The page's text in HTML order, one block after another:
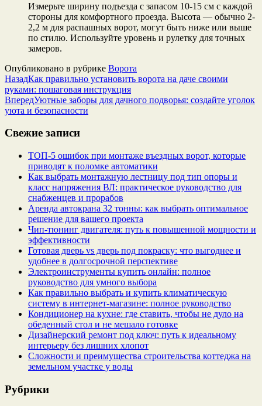
Измерьте ширину подъезда с запасом 10-15 см с каждой
стороны для комфортного проезда. Высота — обычно 2-
2,2 м для распашных ворот, могут быть ниже или выше
по стилю. Используйте уровень и рулетку для точных
замеров.
Опубликовано в рубрике Ворота
НазадКак правильно установить ворота на даче своими
руками: пошаговая инструкция
ВпередУютные заборы для дачного подворья: создайте уголок
уюта и безопасности
Свежие записи
ТОП-5 ошибок при монтаже въездных ворот, которые
приводят к поломке автоматики
Как выбрать монтажную лестницу под тип опоры и
класс напряжения ВЛ: практическое руководство для
снабженцев и прорабов
Аренда автокрана 32 тонны: как выбрать оптимальное
решение для вашего проекта
Чип‑тюнинг двигателя: путь к повышенной мощности и
эффективности
Готовая дверь vs дверь под покраску: что выгоднее и
удобнее в долгосрочной перспективе
Электроинструменты купить онлайн: полное
руководство для умного выбора
Как правильно выбрать и купить климатическую
систему в интернет‑магазине: полное руководство
Кондиционер на кухне: где ставить, чтобы не дуло на
обеденный стол и не мешало готовке
Дизайнерский ремонт под ключ: путь к идеальному
интерьеру без лишних хлопот
Сложности и преимущества строительства коттеджа на
земельном участке у воды
Рубрики